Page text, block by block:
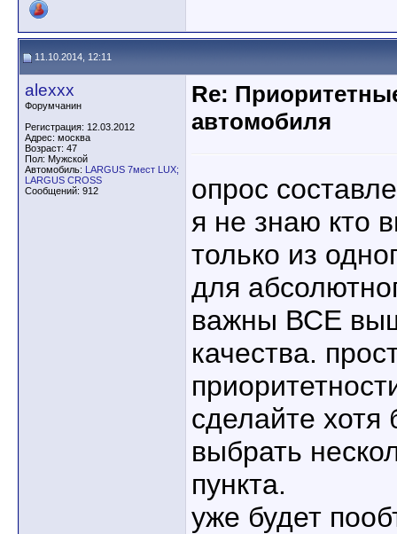
11.10.2014, 12:11
alexxx
Форумчанин
Регистрация: 12.03.2012
Адрес: москва
Возраст: 47
Пол: Мужской
Автомобиль: LARGUS 7мест LUX;
LARGUS CROSS
Сообщений: 912
Re:
автомобиля
опрос
я не знаю кто
только из
для
важны ВСЕ
качества.
сделайте
выбрать
пункта.
уже будет